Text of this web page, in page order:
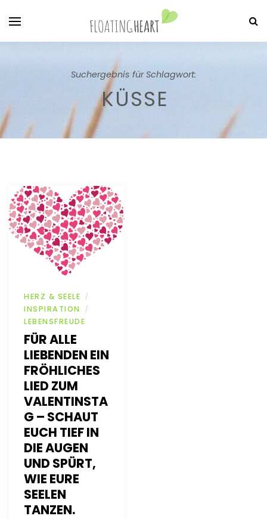
Suchergebnis für Schlagwort:
KÜSSE
HERZ & SEELE /
INSPIRATION /
LEBENSFREUDE
FÜR ALLE
LIEBENDEN EIN
FRÖHLICHES
LIED ZUM
VALENTINSTA
G – SCHAUT
EUCH TIEF IN
DIE AUGEN
UND SPÜRT,
WIE EURE
SEELEN
TANZEN.